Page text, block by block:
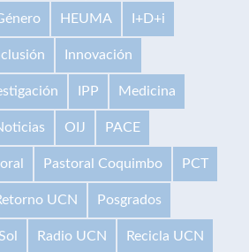
HEUMA I+D+i
Innovación
IPP Medicina
OIJ PACE
Pastoral Coquimbo PCT
UCN Posgrados
Radio UCN Recicla UCN